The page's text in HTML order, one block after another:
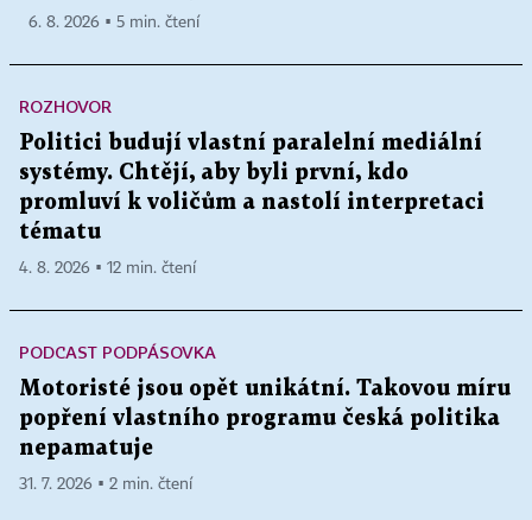
6. 8. 2026 ▪ 5 min. čtení
ROZHOVOR
Politici budují vlastní paralelní mediální
systémy. Chtějí, aby byli první, kdo
promluví k voličům a nastolí interpretaci
tématu
4. 8. 2026 ▪ 12 min. čtení
PODCAST PODPÁSOVKA
Motoristé jsou opět unikátní. Takovou míru
popření vlastního programu česká politika
nepamatuje
31. 7. 2026 ▪ 2 min. čtení